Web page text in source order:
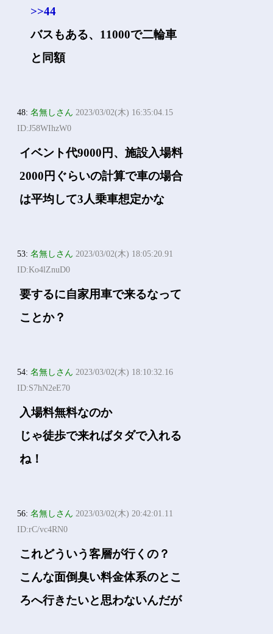
>>44
バスもある、11000で二輪車
と同額
48:名無しさん 2023/03/02(木) 16:35:04.15
ID:J58WIhzW0
イベント代9000円、施設入場料
2000円ぐらいの計算で車の場合
は平均して3人乗車想定かな
53:名無しさん 2023/03/02(木) 18:05:20.91
ID:Ko4lZnuD0
要するに自家用車で来るなって
ことか？
54:名無しさん 2023/03/02(木) 18:10:32.16
ID:S7hN2eE70
入場料無料なのか
じゃ徒歩で来ればタダで入れる
ね！
56:名無しさん 2023/03/02(木) 20:42:01.11
ID:rC/vc4RN0
これどういう客層が行くの？
こんな面倒臭い料金体系のとこ
ろへ行きたいと思わないんだが